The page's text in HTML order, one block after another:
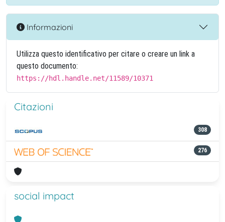
Informazioni
Utilizza questo identificativo per citare o creare un link a
questo documento:
https://hdl.handle.net/11589/10371
Citazioni
308
276
social impact